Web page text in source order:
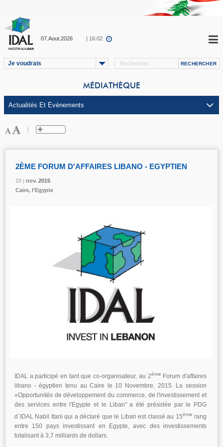
07.Aout.2026 | 16:02
Je voudrais
MÉDIATHÈQUE
10 | nov. 2015
2ÈME FORUM D'AFFAIRES LIBANO - EGYPTIEN
10 | nov. 2015
Caire, l'Egypte
10 | nov. 2015
IDAL a participé en tant que co-organisateur, au 2ème Forum d'affaires
libano - égyptien tenu au Caire le 10 Novembre, 2015. La session
«Opportunités de développement du commerce, de l'investissement et
des services entre l'Egypte et le Liban" a été présidée par le PDG
d`IDAL Nabil Itani qui a déclaré que le Liban est classé au 15ème rang
entre 150 pays investissant en Egypte, avec des investissements
totalisant à 3,7 milliards de dollars.